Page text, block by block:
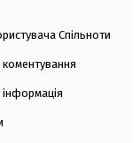
Спільноти
інформація